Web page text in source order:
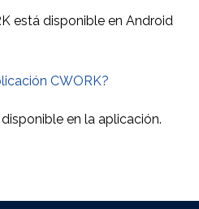
está disponible en Android
CWORK?
en la aplicación.